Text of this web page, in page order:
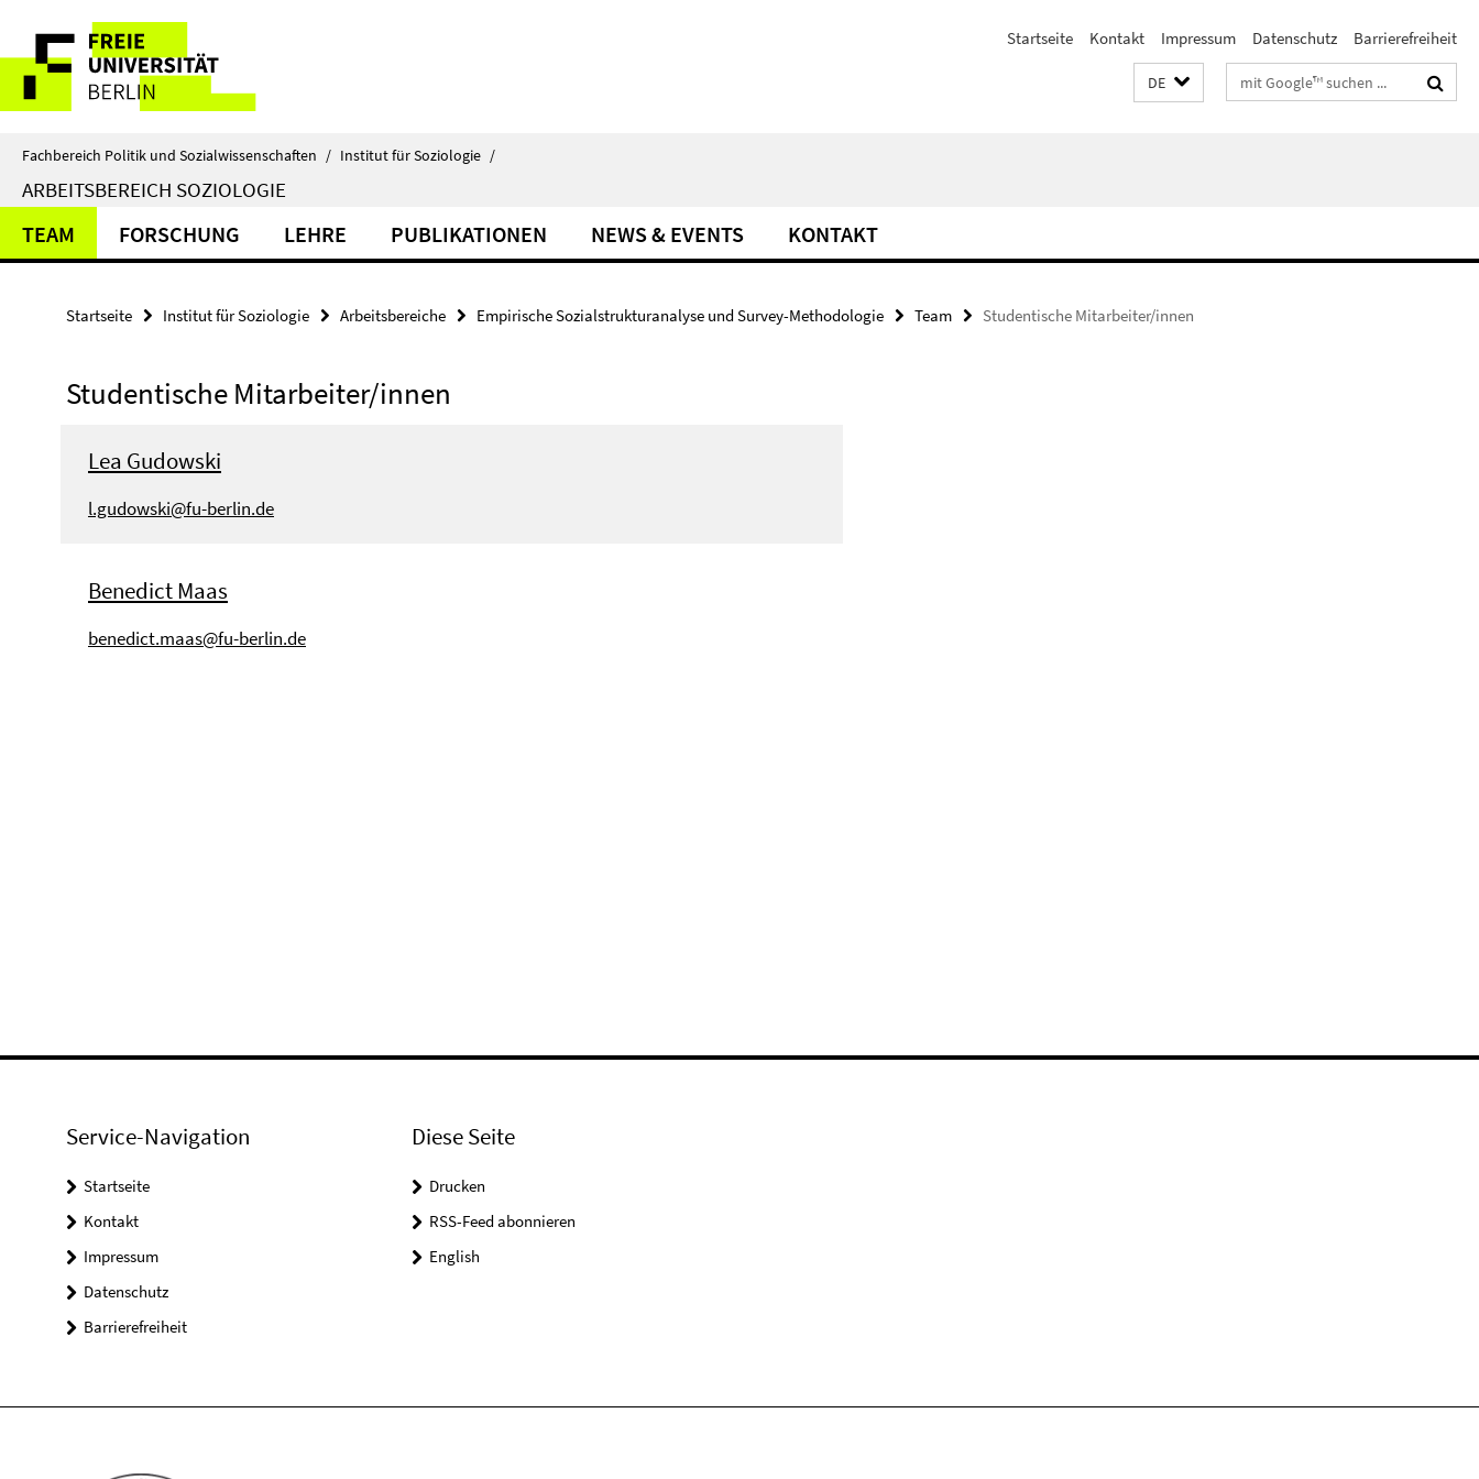
direkt
Inhalt
Service-
Navigation
Startseite Kontakt Impressum Datenschutz Barrierefreiheit
DE Suchbegriffe
Fachbereich Politik und Sozialwissenschaften / Institut für Soziologie /
ARBEITSBEREICH SOZIOLOGIE
TEAM FORSCHUNG LEHRE PUBLIKATIONEN NEWS & EVENTS KONTAKT
Startseite Institut für Soziologie Arbeitsbereiche Empirische Sozialstrukturanalyse und Survey-Methodologie Team Studentische Mitarbeiter/innen
Studentische Mitarbeiter/innen
Lea Gudowski
l.gudowski@fu-berlin.de
Benedict Maas
benedict.maas@fu-berlin.de
Service-Navigation
Startseite
Kontakt
Impressum
Datenschutz
Barrierefreiheit
Diese Seite
Drucken
RSS-Feed abonnieren
English